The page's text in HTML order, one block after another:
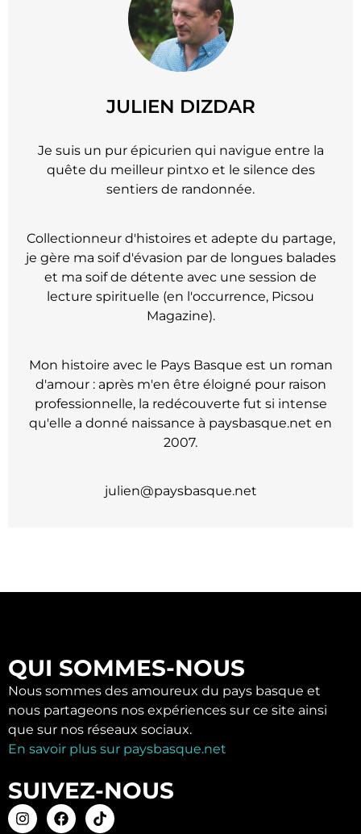
JULIEN DIZDAR
Je suis un pur épicurien qui navigue entre la
quête du meilleur pintxo et le silence des
sentiers de randonnée.
Collectionneur d'histoires et adepte du partage,
je gère ma soif d'évasion par de longues balades
et ma soif de détente avec une session de
lecture spirituelle (en l'occurrence, Picsou
Magazine).
Mon histoire avec le Pays Basque est un roman
d'amour : après m'en être éloigné pour raison
professionnelle, la redécouverte fut si intense
qu'elle a donné naissance à paysbasque.net en
2007.
julien@paysbasque.net
QUI SOMMES-NOUS
Nous sommes des amoureux du pays basque et
nous partageons nos expériences sur ce site ainsi
que sur nos réseaux sociaux.
En savoir plus sur paysbasque.net
SUIVEZ-NOUS